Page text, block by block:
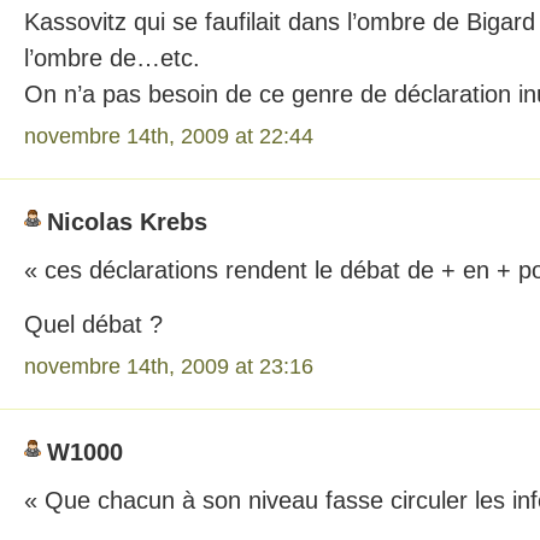
Kassovitz qui se faufilait dans l’ombre de
l’ombre de…etc.
On n’a pas besoin de ce genre de déclaration
novembre 14th, 2009 at 22:44
Nicolas Krebs
« ces déclarations rendent le débat de + en +
Quel débat ?
novembre 14th, 2009 at 23:16
W1000
« Que chacun à son niveau fasse circuler les